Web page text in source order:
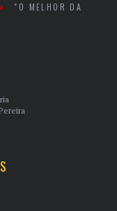
"O MELHOR DA